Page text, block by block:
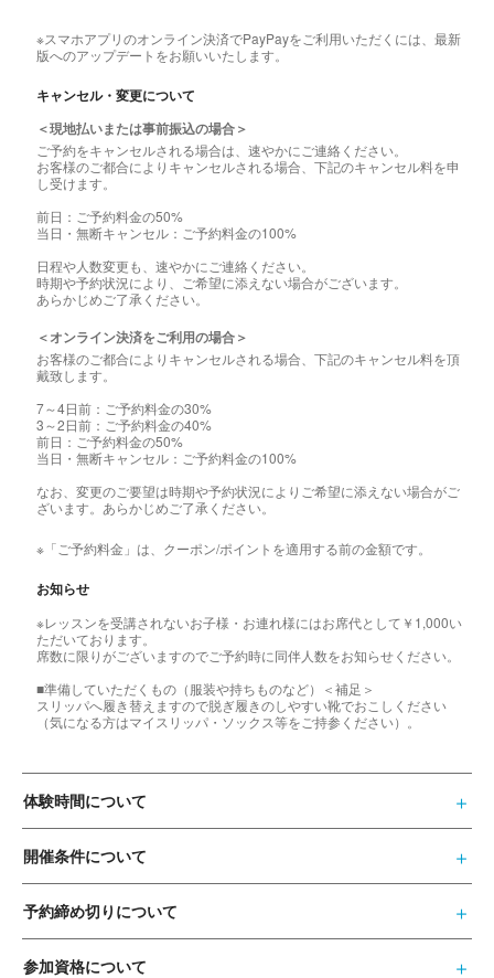
※スマホアプリのオンライン決済でPayPayをご利用いただくには、最新
版へのアップデートをお願いいたします。
キャンセル・変更について
＜現地払いまたは事前振込の場合＞
ご予約をキャンセルされる場合は、速やかにご連絡ください。
お客様のご都合によりキャンセルされる場合、下記のキャンセル料を申
し受けます。
前日：ご予約料金の50%
当日・無断キャンセル：ご予約料金の100%
日程や人数変更も、速やかにご連絡ください。
時期や予約状況により、ご希望に添えない場合がございます。
あらかじめご了承ください。
＜オンライン決済をご利用の場合＞
お客様のご都合によりキャンセルされる場合、下記のキャンセル料を頂
戴致します。
7～4日前：ご予約料金の30%
3～2日前：ご予約料金の40%
前日：ご予約料金の50%
当日・無断キャンセル：ご予約料金の100%
なお、変更のご要望は時期や予約状況によりご希望に添えない場合がご
ざいます。あらかじめご了承ください。
※「ご予約料金」は、クーポン/ポイントを適用する前の金額です。
お知らせ
※レッスンを受講されないお子様・お連れ様にはお席代として￥1,000い
ただいております。
席数に限りがございますのでご予約時に同伴人数をお知らせください。
■準備していただくもの（服装や持ちものなど）＜補足＞
スリッパへ履き替えますので脱ぎ履きのしやすい靴でおこしください
（気になる方はマイスリッパ・ソックス等をご持参ください）。
体験時間について
開催条件について
予約締め切りについて
参加資格について